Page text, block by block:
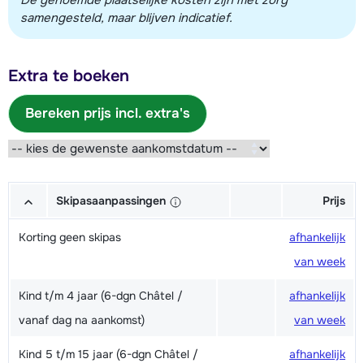
samengesteld, maar blijven indicatief.
Extra te boeken
Bereken prijs incl. extra's
Skipasaanpassingen Prijs
Korting geen skipas
afhankelijk
van week
Kind t/m 4 jaar (6-dgn Châtel /
vanaf dag na aankomst)
afhankelijk
van week
Kind 5 t/m 15 jaar (6-dgn Châtel /
afhankelijk